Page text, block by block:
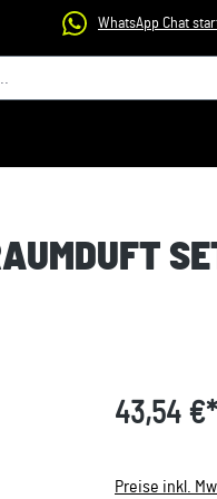
WhatsApp Chat
43,54 €*
Preise inkl.